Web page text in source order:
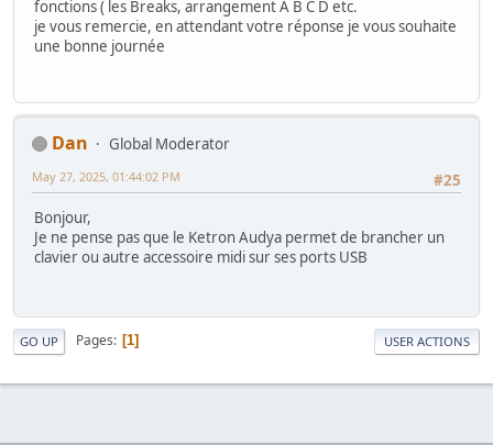
fonctions ( les Breaks, arrangement A B C D etc.
je vous remercie, en attendant votre réponse je vous souhaite
une bonne journée
Dan
Global Moderator
#25
May 27, 2025, 01:44:02 PM
Bonjour,
Je ne pense pas que le Ketron Audya permet de brancher un
clavier ou autre accessoire midi sur ses ports USB
GO UP Pages 1 USER ACTIONS